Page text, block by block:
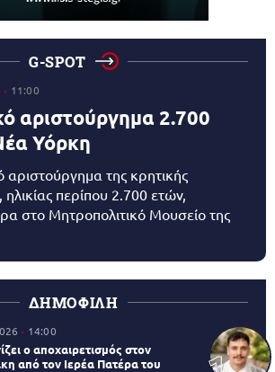
G-SPOT
11:00
αριστούργημα 2.700
Υόρκη
αριστούργημα της κρητικής
ηλικίας περίπου 2.700 ετών,
στο Μητροπολιτικό Μουσείο της
ΔΗΜΟΦΙΛΗ
14:00
ο αποχαιρετισμός στον
από τον Ιερέα Πατέρα του